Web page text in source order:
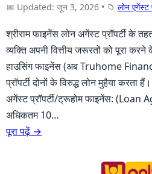
📅 Updated: जून 3, 2026 • 📁 लोन एगेंस्ट
श्रीराम फाइनेंस लोन अगेंस्ट प्रॉपर्टी के
व्यक्ति अपनी वित्तीय जरूरतों को पूरा
हाउसिंग फाइनेंस (अब Truhome
प्राॅपर्टी दोनों के विरुद्ध लोन मुहैया करता
अगेंस्ट प्रॉपर्टी/ट्रूहोम फाइनेंस:
अधिकतम 10…
पूरा पढ़ें →